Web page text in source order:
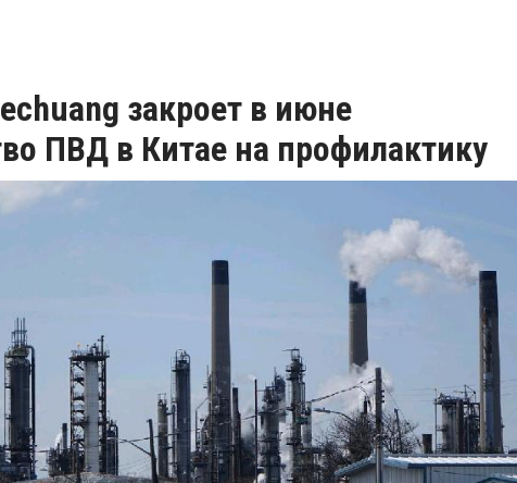
закроет в июне
ПВД в Китае на профилактику